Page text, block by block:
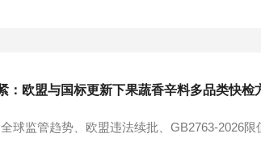
：欧盟与国标更新下果蔬香辛料多品类快检
球监管趋势、欧盟违法续批、GB2763-2026